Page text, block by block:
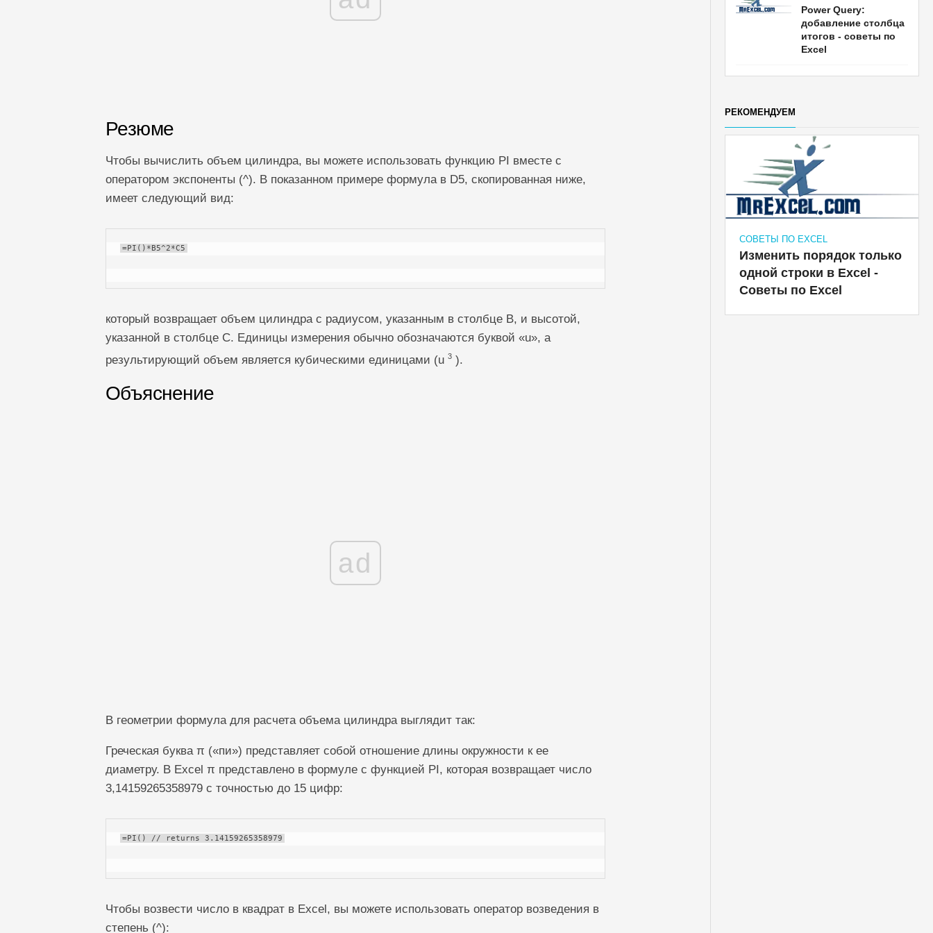
Резюме
Чтобы вычислить объем цилиндра, вы можете использовать функцию PI вместе с
оператором экспоненты (^). В показанном примере формула в D5, скопированная ниже,
имеет следующий вид:
=PI()*B5^2*C5
который возвращает объем цилиндра с радиусом, указанным в столбце B, и высотой,
указанной в столбце C. Единицы измерения обычно обозначаются буквой «u», а
результирующий объем является кубическими единицами (u 3).
Объяснение
ad
В геометрии формула для расчета объема цилиндра выглядит так:
Греческая буква π («пи») представляет собой отношение длины окружности к ее
диаметру. В Excel π представлено в формуле с функцией PI, которая возвращает число
3,14159265358979 с точностью до 15 цифр:
=PI() // returns 3.14159265358979
Чтобы возвести число в квадрат в Excel, вы можете использовать оператор возведения в
степень (^):
Power Query:
добавление столбца
итогов - советы по
Excel
РЕКОМЕНДУЕМ
СОВЕТЫ ПО EXCEL
Изменить порядок только
одной строки в Excel -
Советы по Excel